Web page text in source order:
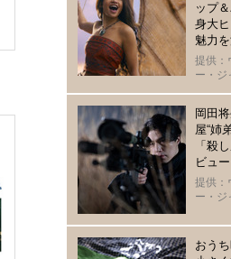
ップ
身大
魅力
提供：
ー・ジ
岡田
屋“姉
「殺
ビュー
提供：
ー・ジ
おう